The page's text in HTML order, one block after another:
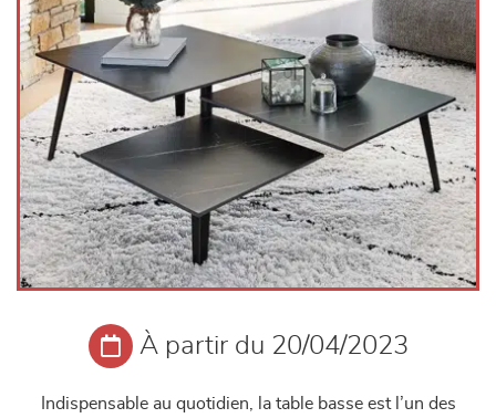
À partir du 20/04/2023
Indispensable au quotidien, la table basse est l’un des